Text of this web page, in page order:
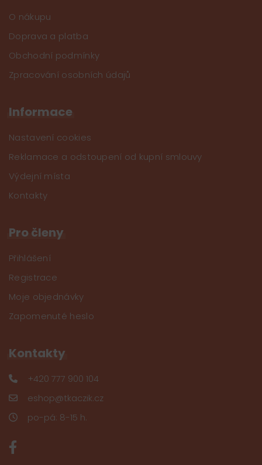
O nákupu
Doprava a platba
Obchodní podmínky
Zpracování osobních údajů
Informace
Nastavení cookies
Reklamace a odstoupení od kupní smlouvy
Výdejní místa
Kontakty
Pro členy
Přihlášení
Registrace
Moje objednávky
Zapomenuté heslo
Kontakty
+420 777 900 104
eshop@tkaczik.cz
po-pá: 8-15 h.